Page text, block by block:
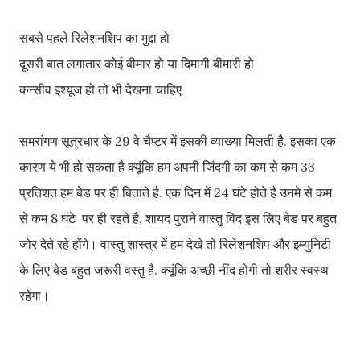
सबसे पहले रिलेशनशिप का मुद्दा हो
दूसरी बात लगातार कोई बीमार हो या दिमागी बीमारी हो
कन्सीव इश्यूज हो तो भी देखना चाहिए
समरांगण सूत्रधार के 29 वे चैप्टर में इसकी व्याख्या मिलती है. इसका एक
कारण ये भी हो सकता है क्यूंकि हम अपनी जिंदगी का कम से कम 33
प्रतिशत हम बेड पर ही बिताते है. एक दिन में 24 घंटे होते है उनमे से कम
से कम 8 घंटे पर ही रहते है, शायद पुराने वास्तु विद इस लिए बेड पर बहुत
जोर देते रहे होंगे। वास्तु शास्त्र में हम देखे तो रिलेशनशिप और इम्युनिटी
के लिए बेड बहुत जरूरी वस्तु है. क्यूंकि अच्छी नींद होगी तो शरीर स्वस्थ
रहेगा।